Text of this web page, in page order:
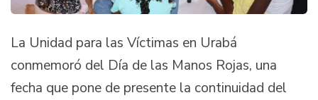
La Unidad para las Víctimas en Urabá
conmemoró del Día de las Manos Rojas, una
fecha que pone de presente la continuidad del